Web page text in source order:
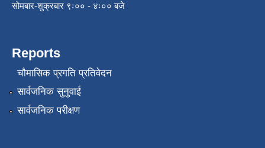
सोमबार-शुक्रबार ९ः०० - ४ः०० बजे
Reports
चौमासिक प्रगति प्रतिवेदन
सार्वजनिक सुनुवाई
सार्वजनिक परीक्षण